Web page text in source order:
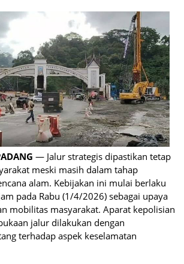
— Jalur strategis dipastikan tetap
meski masih dalam tahap
alam. Kebijakan ini mulai berlaku
pada Rabu (1/4/2026) sebagai upaya
mobilitas masyarakat. Aparat kepolisian
jalur dilakukan dengan
terhadap aspek keselamatan